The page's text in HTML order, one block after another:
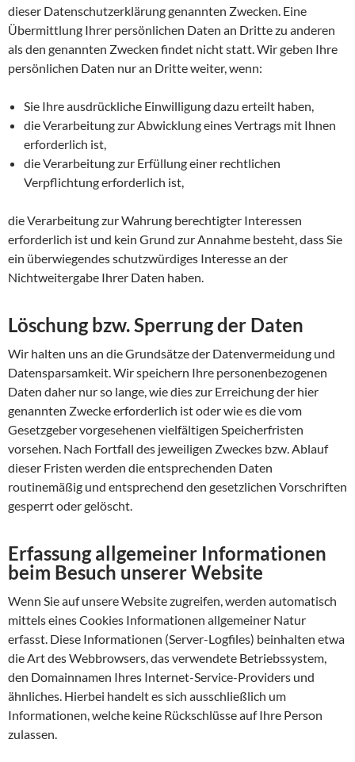
dieser Datenschutzerklärung genannten Zwecken. Eine
Übermittlung Ihrer persönlichen Daten an Dritte zu anderen
als den genannten Zwecken findet nicht statt. Wir geben Ihre
persönlichen Daten nur an Dritte weiter, wenn:
Sie Ihre ausdrückliche Einwilligung dazu erteilt haben,
die Verarbeitung zur Abwicklung eines Vertrags mit Ihnen
erforderlich ist,
die Verarbeitung zur Erfüllung einer rechtlichen
Verpflichtung erforderlich ist,
die Verarbeitung zur Wahrung berechtigter Interessen
erforderlich ist und kein Grund zur Annahme besteht, dass Sie
ein überwiegendes schutzwürdiges Interesse an der
Nichtweitergabe Ihrer Daten haben.
Löschung bzw. Sperrung der Daten
Wir halten uns an die Grundsätze der Datenvermeidung und
Datensparsamkeit. Wir speichern Ihre personenbezogenen
Daten daher nur so lange, wie dies zur Erreichung der hier
genannten Zwecke erforderlich ist oder wie es die vom
Gesetzgeber vorgesehenen vielfältigen Speicherfristen
vorsehen. Nach Fortfall des jeweiligen Zweckes bzw. Ablauf
dieser Fristen werden die entsprechenden Daten
routinemäßig und entsprechend den gesetzlichen Vorschriften
gesperrt oder gelöscht.
Erfassung allgemeiner Informationen
beim Besuch unserer Website
Wenn Sie auf unsere Website zugreifen, werden automatisch
mittels eines Cookies Informationen allgemeiner Natur
erfasst. Diese Informationen (Server-Logfiles) beinhalten etwa
die Art des Webbrowsers, das verwendete Betriebssystem,
den Domainnamen Ihres Internet-Service-Providers und
ähnliches. Hierbei handelt es sich ausschließlich um
Informationen, welche keine Rückschlüsse auf Ihre Person
zulassen.